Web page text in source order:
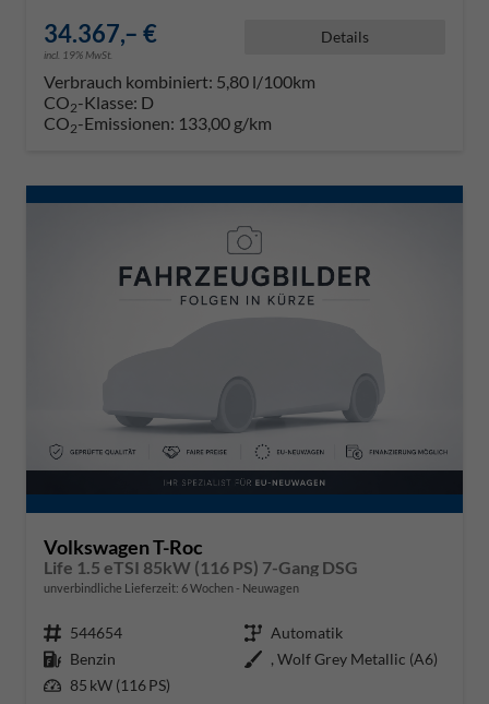
34.367,– €
incl. 19% MwSt.
Details
Verbrauch kombiniert: 5,80 l/100km
CO2-Klasse: D
CO2-Emissionen: 133,00 g/km
Volkswagen T-Roc
Life 1.5 eTSI 85kW (116 PS) 7-Gang DSG
unverbindliche Lieferzeit: 6 Wochen Neuwagen
Fahrzeugnr. 544654 Getriebe Automatik
Kraftstoff Benzin Außenfarbe , Wolf Grey Metallic (A6)
Leistung 85 kW (116 PS)